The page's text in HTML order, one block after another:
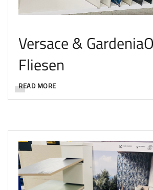
Versace &
Fliesen
READ MORE